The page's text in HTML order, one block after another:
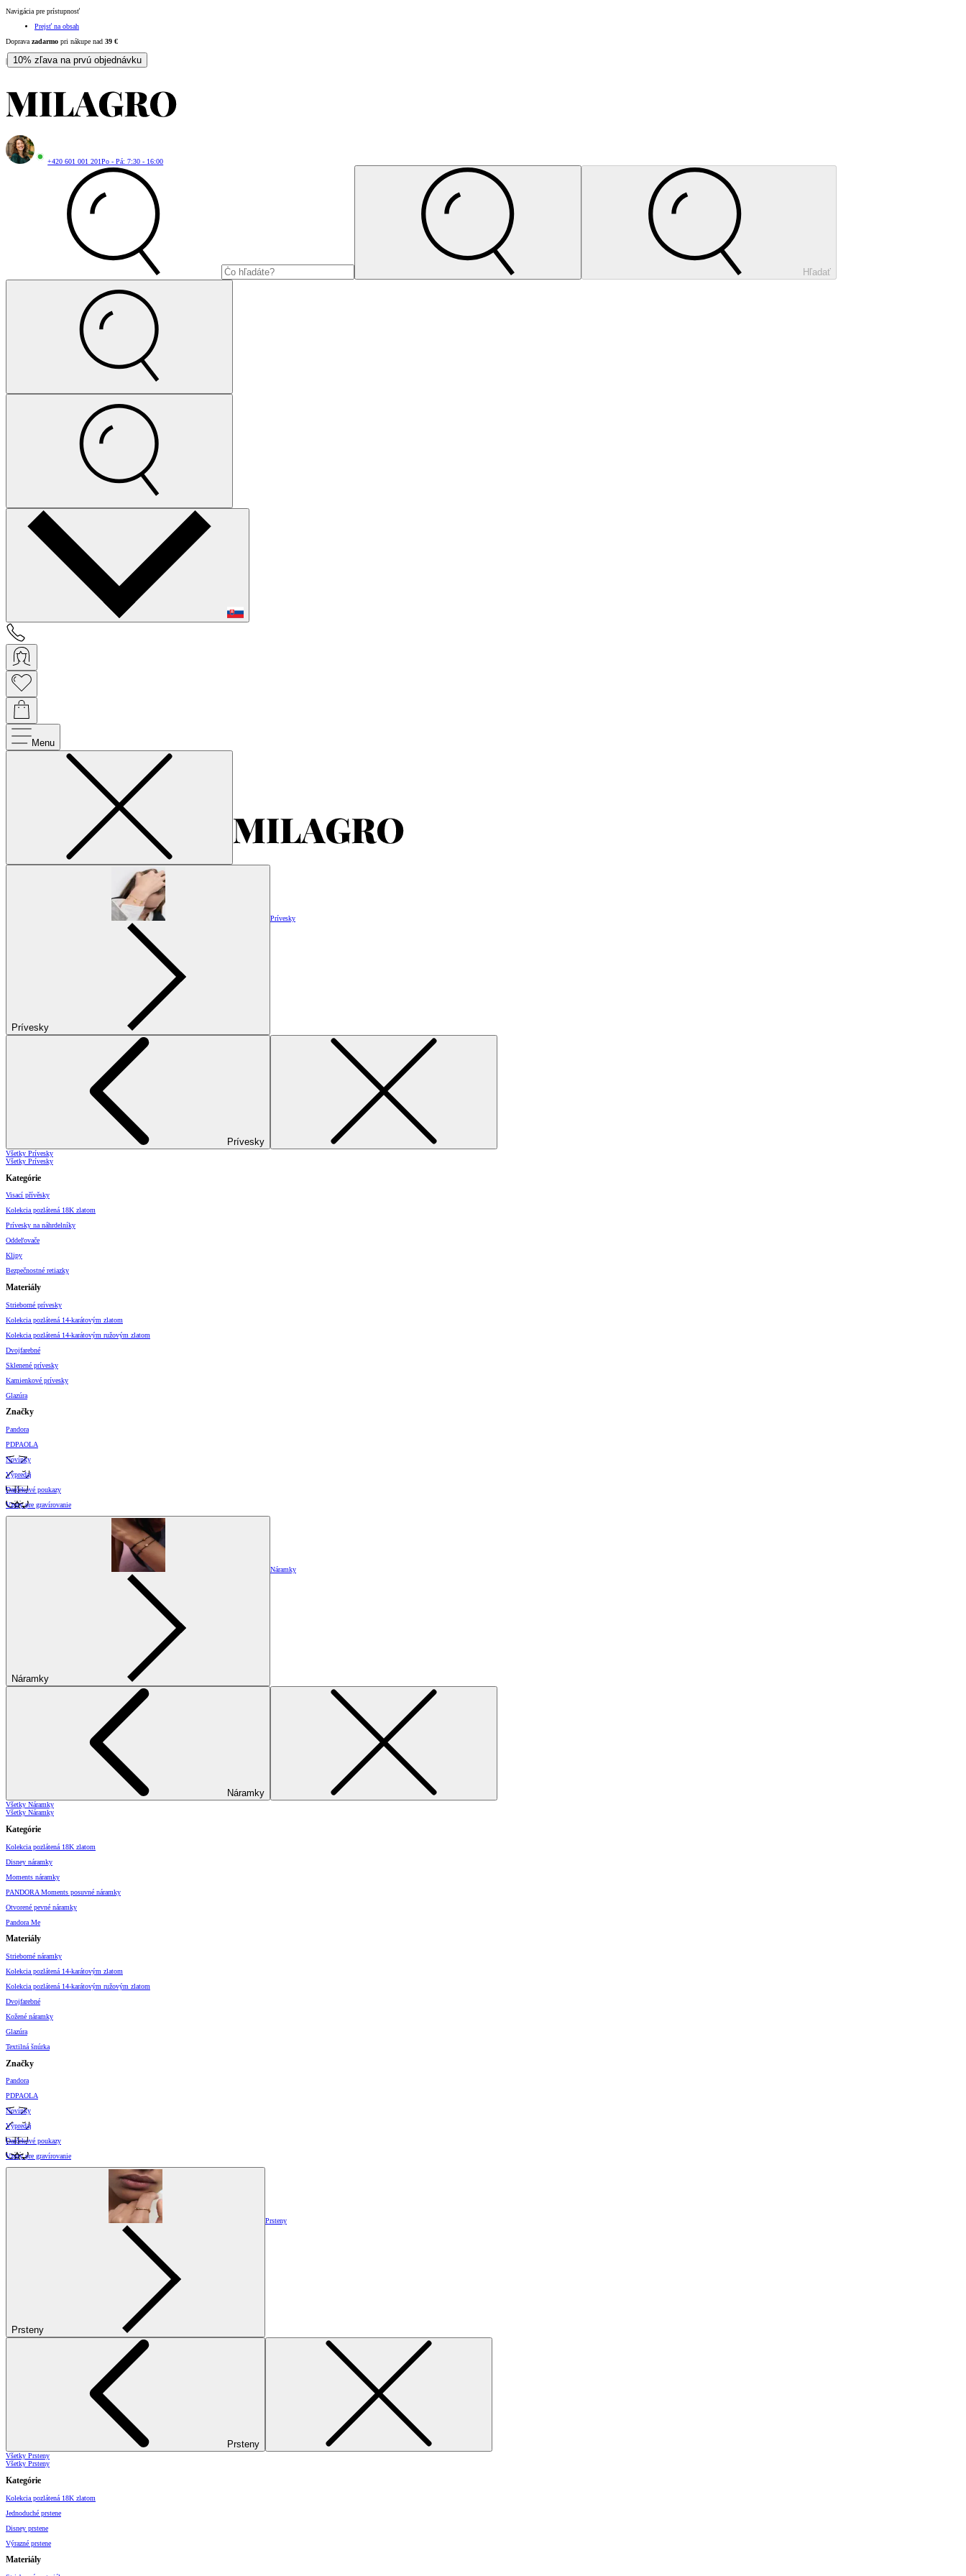
Navigácia pre prístupnosť
Prejsť na obsah
Doprava zadarmo pri nákupe nad 39 €
| 10% zľava na prvú objednávku
+420 601 001 201Po - Pá: 7:30 - 16:00
Hľadať
Menu
Prívesky
Prívesky
Prívesky
Všetky Prívesky
Všetky Prívesky
Kategórie
Visací přívěsky
Kolekcia pozlátená 18K zlatom
Prívesky na náhrdelníky
Oddeľovače
Klipy
Bezpečnostné retiazky
Materiály
Strieborné prívesky
Kolekcia pozlátená 14-karátovým zlatom
Kolekcia pozlátená 14-karátovým ružovým zlatom
Dvojfarebné
Sklenené prívesky
Kamienkové prívesky
Glazúra
Značky
Pandora
PDPAOLA
Novinky
Výpredaj
Darčekové poukazy
Vzory pre gravírovanie
Náramky
Náramky
Náramky
Všetky Náramky
Všetky Náramky
Kategórie
Kolekcia pozlátená 18K zlatom
Disney náramky
Moments náramky
PANDORA Moments posuvné náramky
Otvorené pevné náramky
Pandora Me
Materiály
Strieborné náramky
Kolekcia pozlátená 14-karátovým zlatom
Kolekcia pozlátená 14-karátovým ružovým zlatom
Dvojfarebné
Kožené náramky
Glazúra
Textilná šnúrka
Značky
Pandora
PDPAOLA
Novinky
Výpredaj
Darčekové poukazy
Vzory pre gravírovanie
Prsteny
Prsteny
Prsteny
Všetky Prsteny
Všetky Prsteny
Kategórie
Kolekcia pozlátená 18K zlatom
Jednoduché prstene
Disney prstene
Výrazné prstene
Materiály